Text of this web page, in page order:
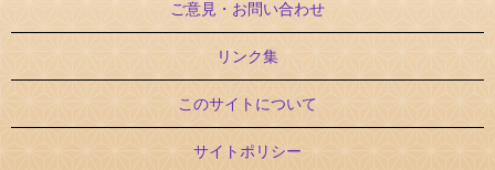
ご意見・お問い合わせ
リンク集
このサイトについて
サイトポリシー